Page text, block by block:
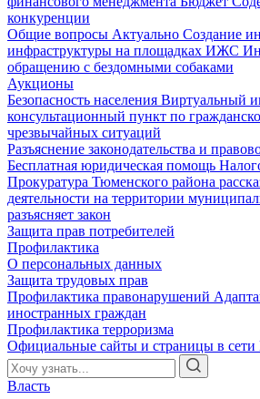
конкуренции
Общие вопросы Актуально Создание
инфраструктуры на площадках ИЖС
обращению с бездомными собаками
Аукционы
Безопасность населения Виртуальный
консультационный пункт по
чрезвычайных ситуаций
Разъяснение законодательства и
Бесплатная юридическая помощь
Прокуратура Тюменского района
деятельности на территории
разъясняет закон
Защита прав потребителей
Профилактика
О персональных данных
Защита трудовых прав
Профилактика правонарушений
иностранных граждан
Профилактика терроризма
Официальные сайты и страницы в сети
Власть